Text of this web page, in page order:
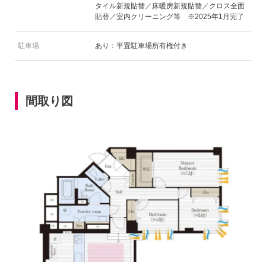
タイル新規貼替／床暖房新規貼替／クロス全面
貼替／室内クリーニング等 ※2025年1月完了
駐車場 あり：平置駐車場所有権付き
間取り図